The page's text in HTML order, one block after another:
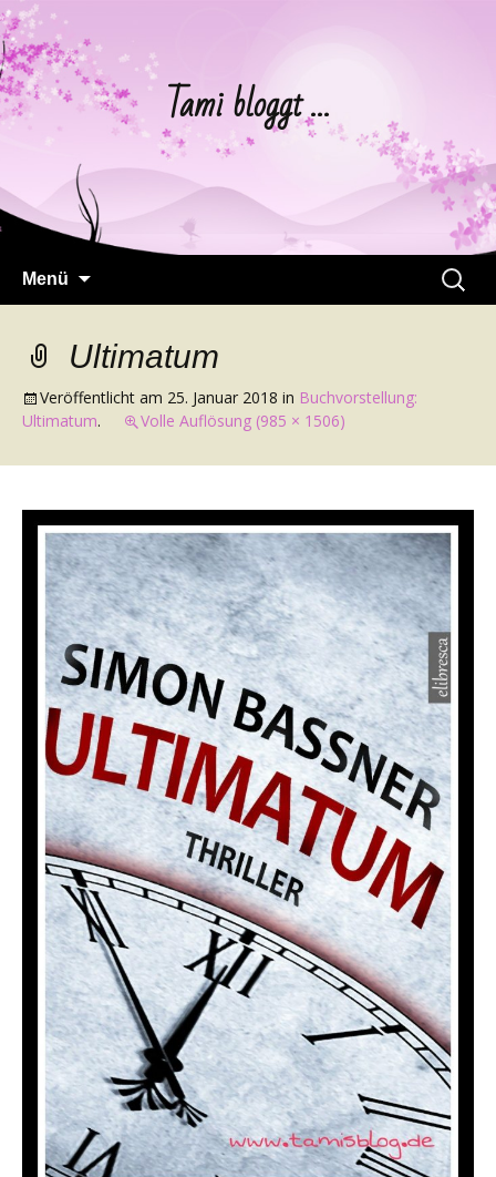
Tami bloggt …
Menü
Suchen
nach:
Ultimatum
Veröffentlicht am 25. Januar 2018 in Buchvorstellung:
Ultimatum. Volle Auflösung (985 × 1506)